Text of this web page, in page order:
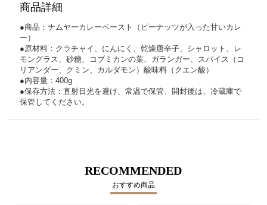
商品詳細
●商品：ナムヤーカレーペースト（ピーナッツが入った甘いカレ
ー）
●原材料：クラチャイ、にんにく、乾燥唐辛子、シャロット、レ
モングラス、砂糖、コブミカンの葉、ガランガー、スパイス（コ
リアンダー、クミン、カルダモン）酸味料（クエン酸）
●内容量：400g
●保存方法：直射日光を避け、常温で保管、 開封後は、冷蔵庫で
保管してください。
RECOMMENDED
おすすめ商品